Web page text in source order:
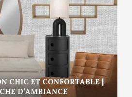
CHIC ET CONFORTABLE |
D’AMBIANCE